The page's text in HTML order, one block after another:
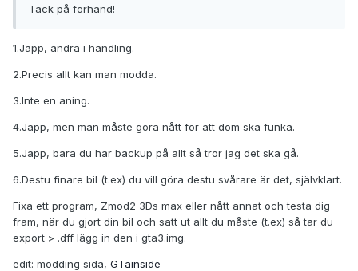
Tack på förhand!
1.Japp, ändra i handling.
2.Precis allt kan man modda.
3.Inte en aning.
4.Japp, men man måste göra nått för att dom ska funka.
5.Japp, bara du har backup på allt så tror jag det ska gå.
6.Destu finare bil (t.ex) du vill göra destu svårare är det, självklart.
Fixa ett program, Zmod2 3Ds max eller nått annat och testa dig
fram, när du gjort din bil och satt ut allt du måste (t.ex) så tar du
export > .dff lägg in den i gta3.img.
edit: modding sida, GTainside